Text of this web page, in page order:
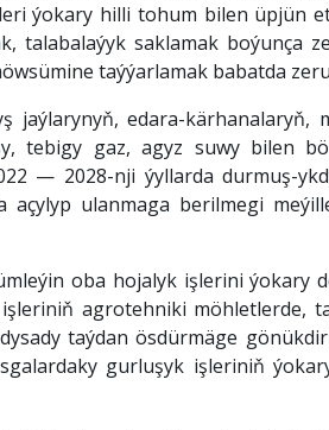
ýokary hilli tohum bilen üpjün
talabalaýyk saklamak boýunça
taýýarlamak babatda
jaýlarynyň, edara-
tebigy gaz, agyz suwy bilen
— 2028-nji ýyllarda durmuş-
açylyp ulanmaga berilmegi
oba hojalyk işlerini ýokary
agrotehniki möhletlerde,
taýdan ösdürmäge
gurluşyk işleriniň